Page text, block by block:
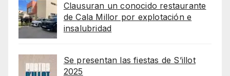
Clausuran un conocido restaurante
de Cala Millor por explotación e
insalubridad
Se presentan las fiestas de S’illot
2025